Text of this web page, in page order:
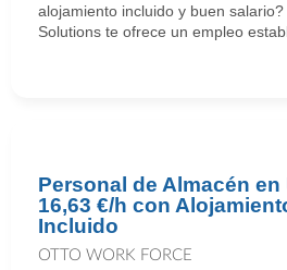
alojamiento incluido y buen
Solutions te ofrece un empleo
Personal de Almacén en
16,63 €/h con
Incluido
OTTO WORK FORCE